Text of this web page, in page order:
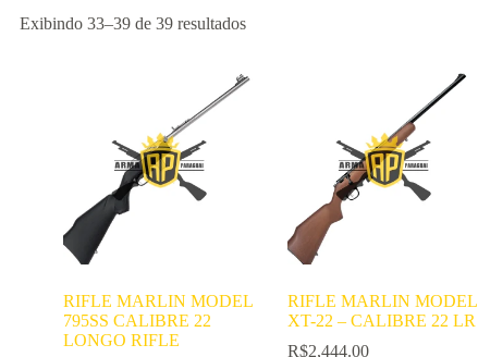
Exibindo 33–39 de 39 resultados
RIFLE MARLIN MODEL
795SS CALIBRE 22
LONGO RIFLE
RIFLE MARLIN MODEL
XT-22 – CALIBRE 22 LR
R$2,444.00